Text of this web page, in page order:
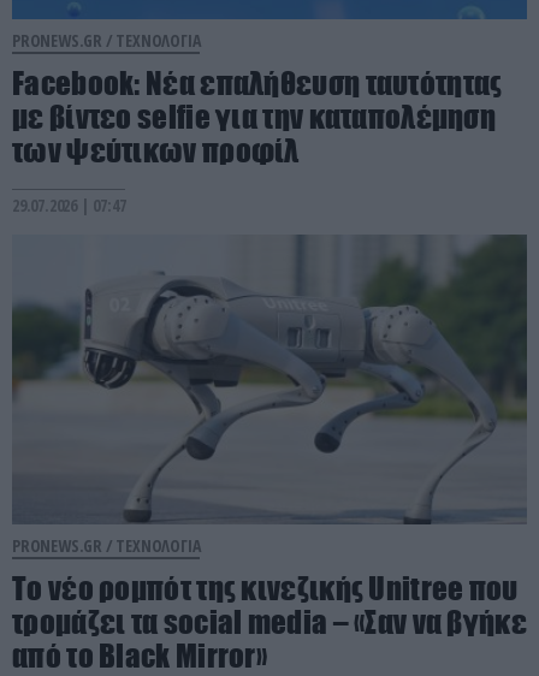
PRONEWS.GR / ΤΕΧΝΟΛΟΓΙΑ
Facebook: Νέα επαλήθευση ταυτότητας
με βίντεο selfie για την καταπολέμηση
των ψεύτικων προφίλ
29.07.2026 | 07:47
PRONEWS.GR / ΤΕΧΝΟΛΟΓΙΑ
Το νέο ρομπότ της κινεζικής Unitree που
τρομάζει τα social media – «Σαν να βγήκε
από το Black Mirror»